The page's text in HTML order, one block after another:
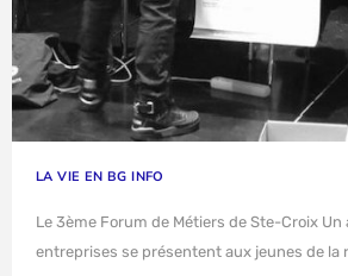
LA VIE EN BG INFO
Le 3ème Forum de Métiers de Ste-Croix
entreprises se présentent aux jeunes de la